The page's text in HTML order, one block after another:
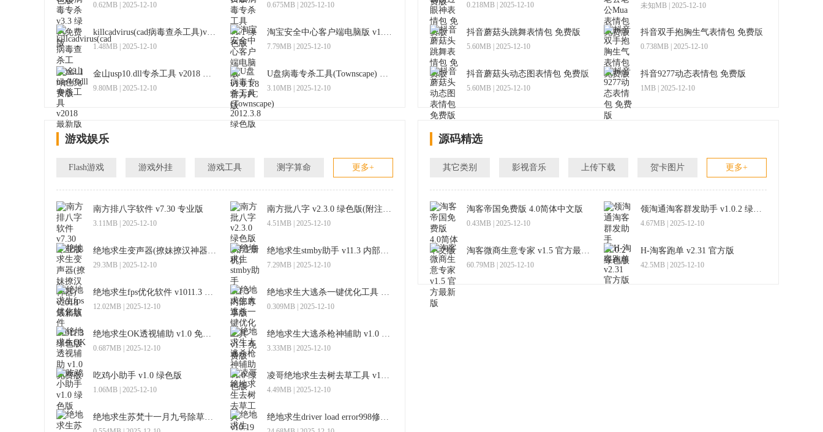
0.62MB | 2025-12-10 0.675MB | 2025-12-10
killcadvirus(cad病毒查杀工具)v2.1绿色免费版
1.48MB | 2025-12-10
淘宝安全中心客户端电脑版 v1.0.1.8 官方PC版
7.79MB | 2025-12-10
金山usp10.dll专杀工具 v2018 最新版
9.80MB | 2025-12-10
U盘病毒专杀工具(Townscape) 2012.3.8绿色版
3.10MB | 2025-12-10
0.218MB | 2025-12-10 未知MB | 2025-12-10
抖音蘑菇头跳舞表情包 免费版
5.60MB | 2025-12-10
抖音双手抱胸生气表情包 免费版
0.738MB | 2025-12-10
抖音蘑菇头动态图表情包 免费版
5.60MB | 2025-12-10
抖音9277动态表情包 免费版
1MB | 2025-12-10
游戏娱乐
Flash游戏 游戏外挂 游戏工具 测字算命 更多+
南方排八字软件 v7.30 专业版
3.11MB | 2025-12-10
南方批八字 v2.3.0 绿色版(附注册机)
4.51MB | 2025-12-10
绝地求生变声器(撩妹撩汉神器) v2018 最新版
29.3MB | 2025-12-10
绝地求生stmby助手 v11.3 内部尊享版
7.29MB | 2025-12-10
绝地求生fps优化软件 v1011.3 绿色版
12.02MB | 2025-12-10
绝地求生大逃杀一键优化工具 v1.1 免费版
0.309MB | 2025-12-10
绝地求生OK透视辅助 v1.0 免费版
0.687MB | 2025-12-10
绝地求生大逃杀枪神辅助 v1.0 绿色版
3.33MB | 2025-12-10
吃鸡小助手 v1.0 绿色版
1.06MB | 2025-12-10
凌哥绝地求生去树去草工具 v10.19 绿色版
4.49MB | 2025-12-10
绝地求生苏梵十一月九号除草辅助 最新版 绝地求生driver load error998修复工具 v1.0 免费版
源码精选
其它类别 影视音乐 上传下载 贺卡图片 更多+
淘客帝国免费版 4.0简体中文版
0.43MB | 2025-12-10
领淘通淘客群发助手 v1.0.2 绿色版
4.67MB | 2025-12-10
淘客微商生意专家 v1.5 官方最新版
60.79MB | 2025-12-10
H-淘客跑单 v2.31 官方版
42.5MB | 2025-12-10